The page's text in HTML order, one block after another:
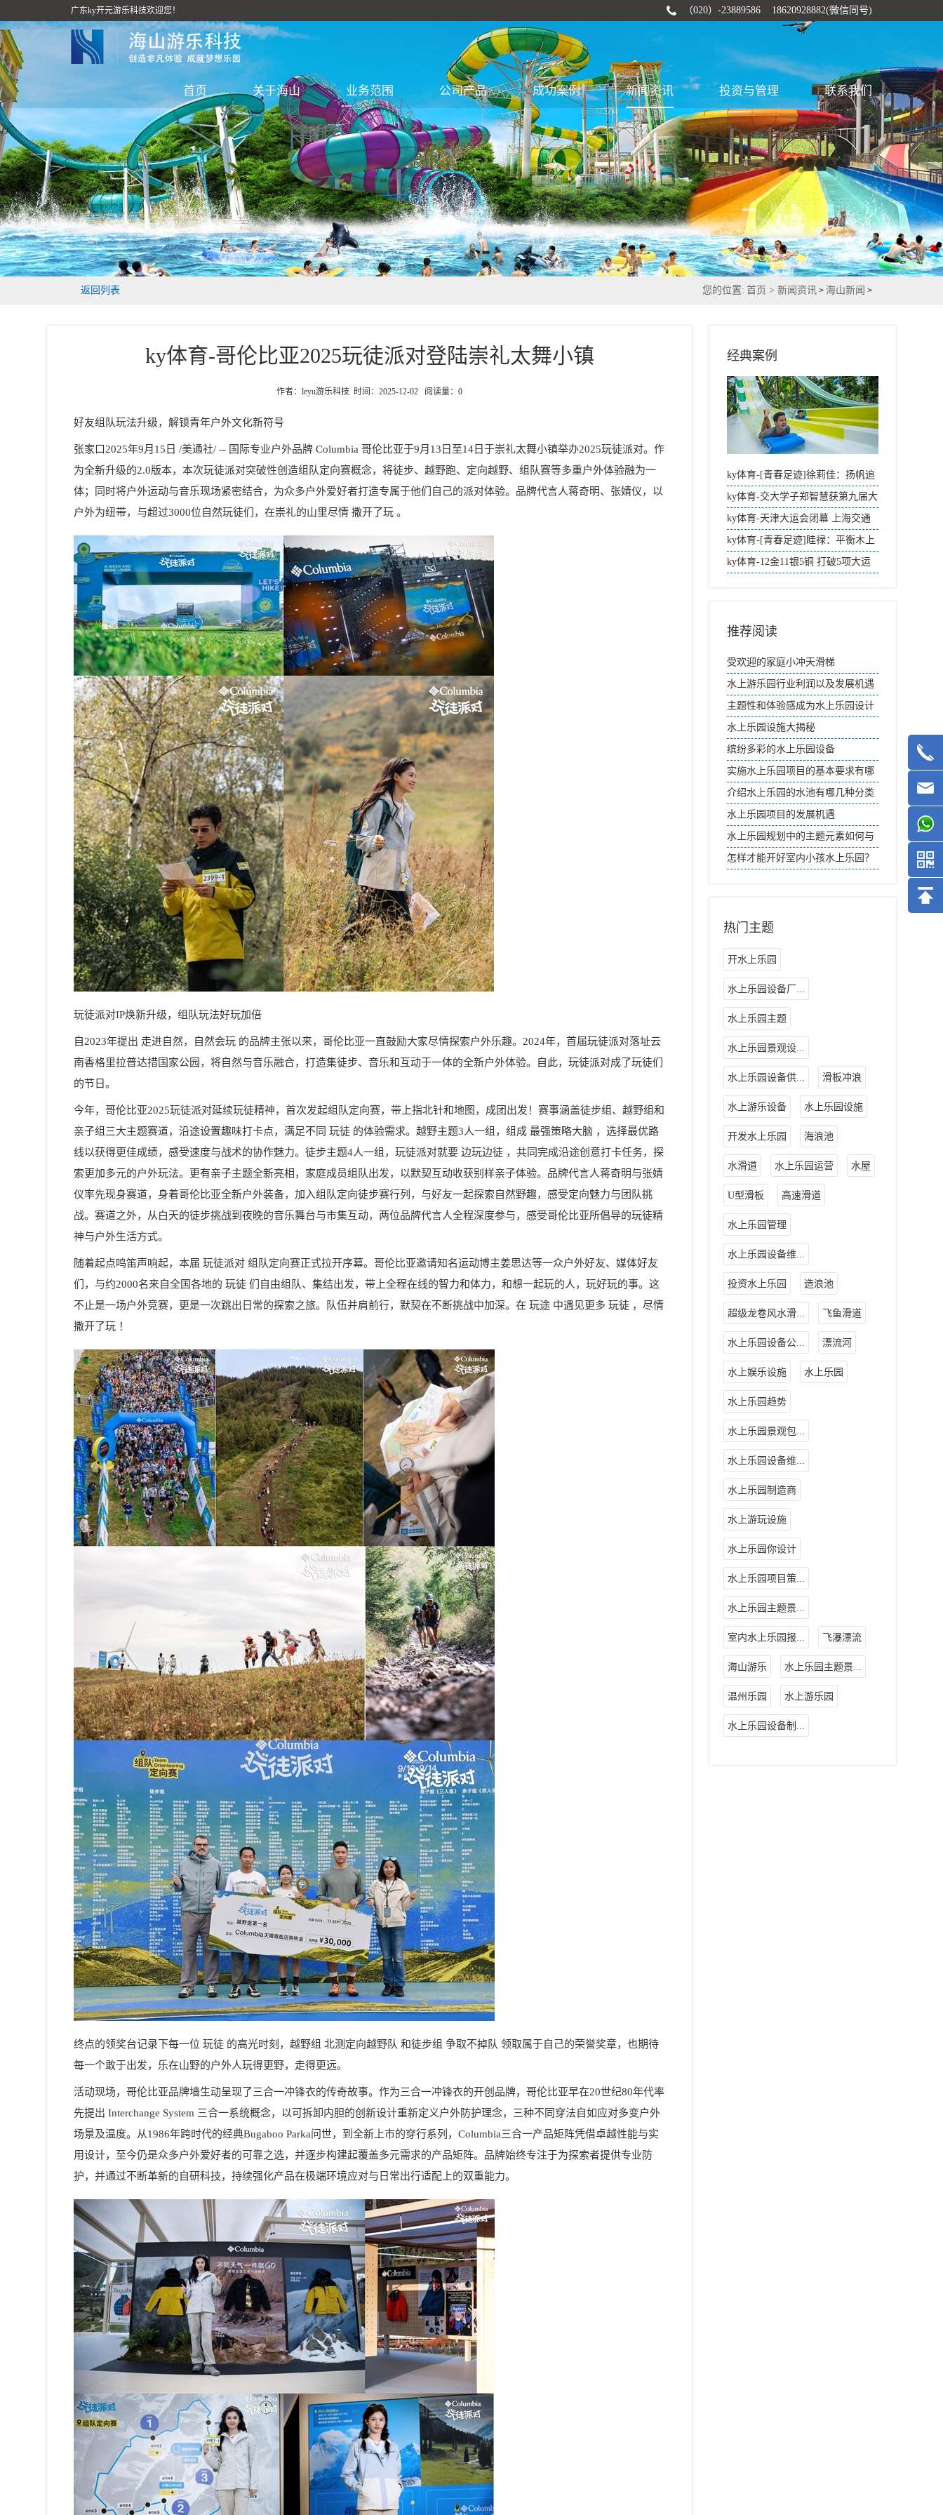
广东ky开元游乐科技欢迎您！ （020）-23889586 18620928882(微信同号)
首页 关于海山 业务范围 公司产品 成功案例 新闻资讯 投资与管理 联系我们
返回列表 您的位置: 首页 >新闻资讯 > 海山新闻 >
ky体育-哥伦比亚2025玩徒派对登陆崇礼太舞小镇
作者：leyu游乐科技 时间：2025-12-02 阅读量：0
好友组队玩法升级，解锁青年户外文化新符号
张家口2025年9月15日 /美通社/ -- 国际专业户外品牌 Columbia 哥伦比亚于9月13日至14日于崇礼太舞小镇举办2025玩徒派对。作
为全新升级的2.0版本，本次玩徒派对突破性创造组队定向赛概念，将徒步、越野跑、定向越野、组队赛等多重户外体验融为一
体；同时将户外运动与音乐现场紧密结合，为众多户外爱好者打造专属于他们自己的派对体验。品牌代言人蒋奇明、张婧仪，以
户外为纽带，与超过3000位自然玩徒们，在崇礼的山里尽情 撒开了玩 。
玩徒派对IP焕新升级，组队玩法好玩加倍
自2023年提出 走进自然，自然会玩 的品牌主张以来，哥伦比亚一直鼓励大家尽情探索户外乐趣。2024年，首届玩徒派对落址云
南香格里拉普达措国家公园，将自然与音乐融合，打造集徒步、音乐和互动于一体的全新户外体验。自此，玩徒派对成了玩徒们
的节日。
今年，哥伦比亚2025玩徒派对延续玩徒精神，首次发起组队定向赛，带上指北针和地图，成团出发！赛事涵盖徒步组、越野组和
亲子组三大主题赛道，沿途设置趣味打卡点，满足不同 玩徒 的体验需求。越野主题3人一组，组成 最强策略大脑 ，选择最优路
线以获得更佳成绩，感受速度与战术的协作魅力。徒步主题4人一组，玩徒派对就要 边玩边徒 ，共同完成沿途创意打卡任务，探
索更加多元的户外玩法。更有亲子主题全新亮相，家庭成员组队出发，以默契互动收获别样亲子体验。品牌代言人蒋奇明与张婧
仪率先现身赛道，身着哥伦比亚全新户外装备，加入组队定向徒步赛行列，与好友一起探索自然野趣，感受定向魅力与团队挑
战。赛道之外，从白天的徒步挑战到夜晚的音乐舞台与市集互动，两位品牌代言人全程深度参与，感受哥伦比亚所倡导的玩徒精
神与户外生活方式。
随着起点鸣笛声响起，本届 玩徒派对 组队定向赛正式拉开序幕。哥伦比亚邀请知名运动博主姜思达等一众户外好友、媒体好友
们，与约2000名来自全国各地的 玩徒 们自由组队、集结出发，带上全程在线的智力和体力，和想一起玩的人，玩好玩的事。这
不止是一场户外竞赛，更是一次跳出日常的探索之旅。队伍并肩前行，默契在不断挑战中加深。在 玩途 中遇见更多 玩徒 ，尽情
撒开了玩 ！
终点的领奖台记录下每一位 玩徒 的高光时刻，越野组 北测定向越野队 和徒步组 争取不掉队 领取属于自己的荣誉奖章，也期待
每一个敢于出发，乐在山野的户外人玩得更野，走得更远。
活动现场，哥伦比亚品牌墙生动呈现了三合一冲锋衣的传奇故事。作为三合一冲锋衣的开创品牌，哥伦比亚早在20世纪80年代率
先提出 Interchange System 三合一系统概念，以可拆卸内胆的创新设计重新定义户外防护理念，三种不同穿法自如应对多变户外
场景及温度。从1986年跨时代的经典Bugaboo Parka问世，到全新上市的穿行系列，Columbia三合一产品矩阵凭借卓越性能与实
用设计，至今仍是众多户外爱好者的可靠之选，并逐步构建起覆盖多元需求的产品矩阵。品牌始终专注于为探索者提供专业防
护，并通过不断革新的自研科技，持续强化产品在极端环境应对与日常出行适配上的双重能力。
经典案例
ky体育-[青春足迹]徐莉佳：扬帆追
梦，砥砺人生
ky体育-交大学子郑智慧获第九届大
运会女子乙组400米银牌[图]
ky体育-天津大运会闭幕 上海交通
大学夺得总分全国第三名，并获“校
长杯”
ky体育-[青春足迹]眭禄：平衡木上
蜕变成蝶[图]
ky体育-12金11银5铜 打破5项大运
推荐阅读
受欢迎的家庭小冲天滑梯
水上游乐园行业利润以及发展机遇
分析
主题性和体验感成为水上乐园设计
关注重点
水上乐园设施大揭秘
缤纷多彩的水上乐园设备
实施水上乐园项目的基本要求有哪
些？从策划到运营的全方位解析
介绍水上乐园的水池有哪几种分类
水上乐园项目的发展机遇
水上乐园规划中的主题元素如何与
场地环境相融合？
怎样才能开好室内小孩水上乐园？
热门主题
开水上乐园
水上乐园设备厂...
水上乐园主题
水上乐园景观设...
水上乐园设备供... 滑板冲浪
水上游乐设备 水上乐园设施
开发水上乐园 海浪池
水滑道 水上乐园运营 水屋
U型滑板 高速滑道
水上乐园管理
水上乐园设备维...
投资水上乐园 造浪池
超级龙卷风水滑... 飞鱼滑道
水上乐园设备公... 漂流河
水上娱乐设施 水上乐园
水上乐园趋势
水上乐园景观包...
水上乐园设备维...
水上乐园制造商
水上游玩设施
水上乐园你设计
水上乐园项目策...
水上乐园主题景...
室内水上乐园报... 飞瀑漂流
海山游乐 水上乐园主题景...
温州乐园 水上游乐园
水上乐园设备制...